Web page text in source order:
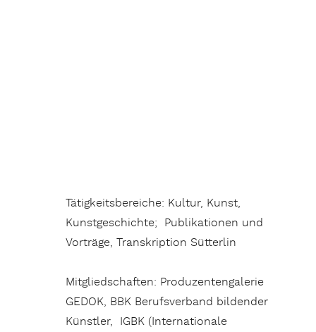
Tätigkeitsbereiche: Kultur, Kunst,
Kunstgeschichte; Publikationen und
Vorträge, Transkription Sütterlin
Mitgliedschaften: Produzentengalerie
GEDOK, BBK Berufsverband bildender
Künstler, IGBK (Internationale